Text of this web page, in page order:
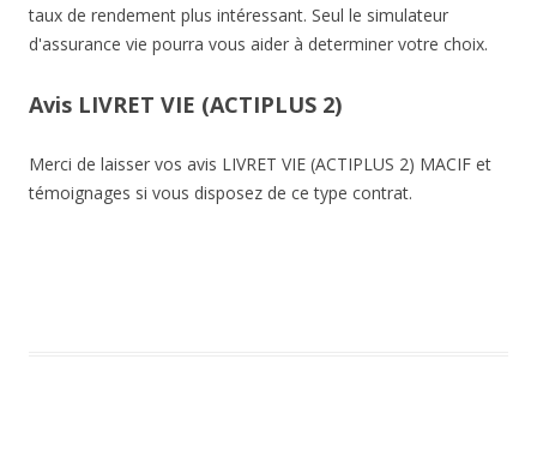
taux de rendement plus intéressant. Seul le simulateur
d'assurance vie pourra vous aider à determiner votre choix.
Avis LIVRET VIE (ACTIPLUS 2)
Merci de laisser vos avis LIVRET VIE (ACTIPLUS 2) MACIF et
témoignages si vous disposez de ce type contrat.